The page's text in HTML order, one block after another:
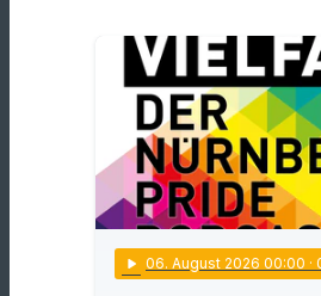
play_arrow 06. August 2026 00:00 ·